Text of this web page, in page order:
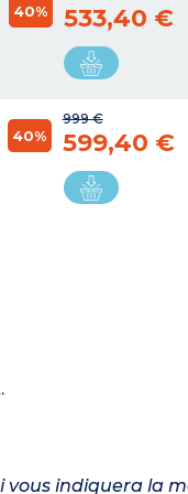
40% 533,40 €
999 €
40% 599,40 €
vous indiquera la